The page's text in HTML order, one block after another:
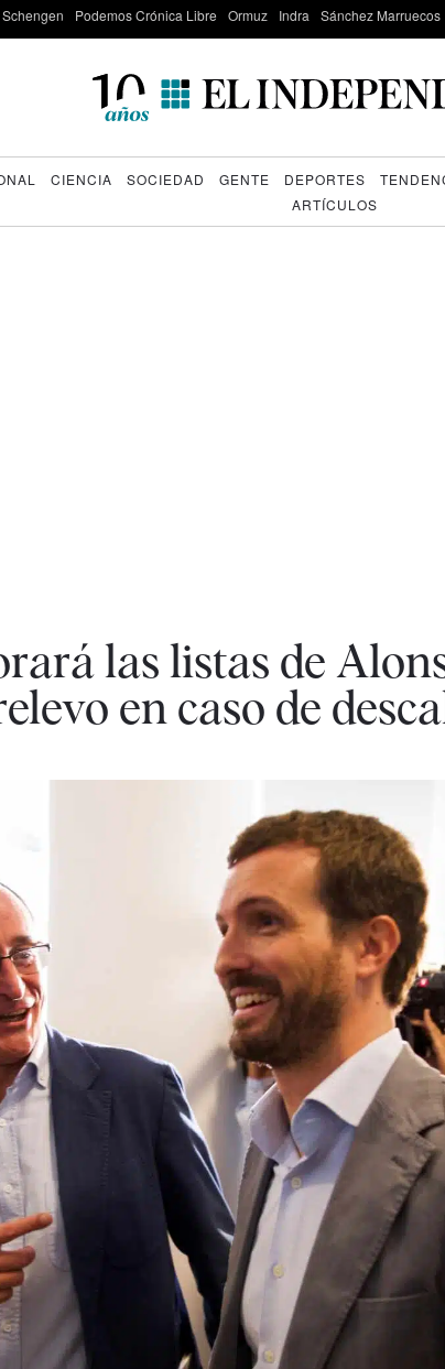
Podemos Crónica Libre Ormuz Indra Sánchez Marruecos
CIENCIA SOCIEDAD GENTE DEPORTES
ARTÍCULOS
las listas de
en caso de